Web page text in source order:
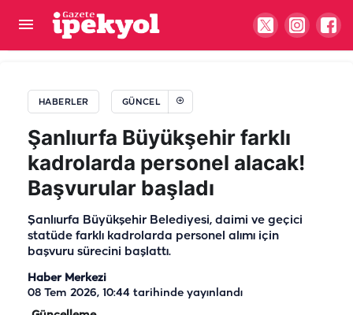
HABERLER GÜNCEL
Şanlıurfa Büyükşehir farklı
kadrolarda personel alacak!
Başvurular başladı
Şanlıurfa Büyükşehir Belediyesi, daimi ve geçici
statüde farklı kadrolarda personel alımı için
başvuru sürecini başlattı.
Haber Merkezi
08 Tem 2026, 10:44 tarihinde yayınlandı
Şanlıurfa’da kredi kartı olan herkesi ilgilendiriyor!